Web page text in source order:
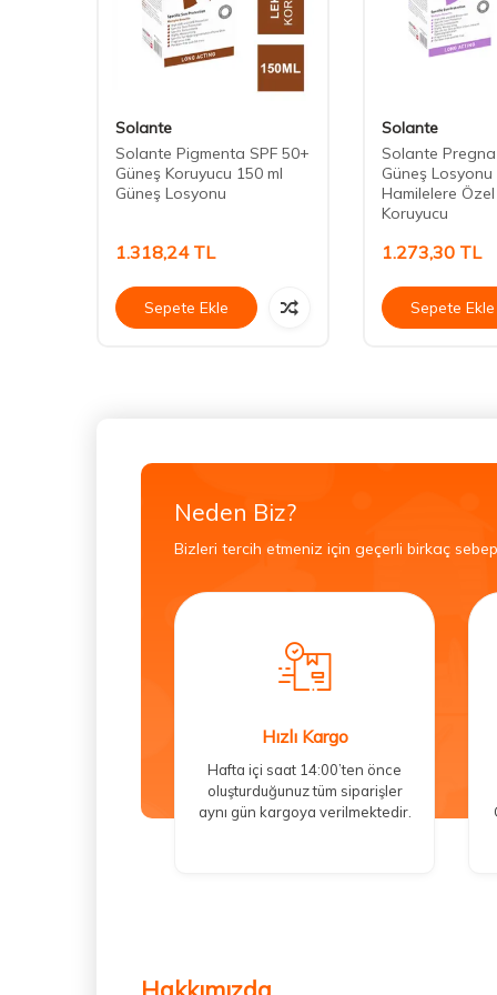
Solante
Solante Pigmenta SPF 50+
Güneş Koruyucu 150 ml
Güneş Losyonu
1.318,24TL
Sepete Ekle
Solante
Solante
Güneş Losyonu
Hamilelere
Koruyucu
1.273,30 TL
Sepete Ekle
Neden Biz?
Bizleri tercih etmeniz için geçerli birkaç
Hızlı Kargo
Hafta içi saat 14:00’ten önce
oluşturduğunuz tüm siparişler
aynı gün kargoya verilmektedir.
Hakkımızda